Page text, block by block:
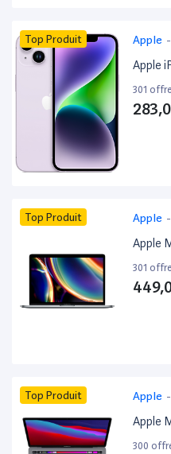
Top Produit Apple -
Apple
301
Top Produit Apple -
Apple
301
Top Produit Apple -
Apple
300